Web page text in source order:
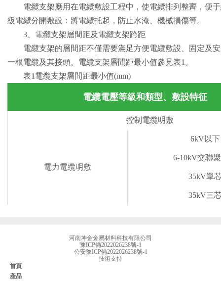
電纜支架應用在電纜敷設工程中，使電纜排列整齊，便于
級電纜分開敷設：將電纜托起，防止水淹、機械損傷等。
3、電纜支架層間距及電纜支架跨距
電纜支架的層間距不僅需要滿足方便電纜敷設、固定及安
一根電纜及其接頭。電纜支架層間距最小值參見表1。
表1電纜支架層間距最小值(mm)
電纜電壓等級和類型、敷設特征
控制電纜明敷
電力電纜明敷
6kV以下
6-10kV交聯
35kV單
35kV三
河南坤金金屬材料科技有限公司
豫ICP備2022026238號-1
公安豫ICP備2022026238號-1
技術支持
首頁
產品